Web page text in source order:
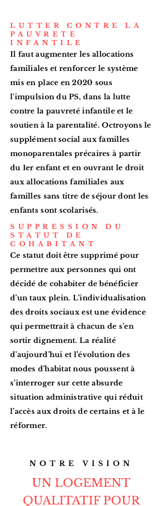
LUTTER CONTRE LA
PAUVRETE
INFANTILE
Il faut augmenter les allocations
familiales et renforcer le système
mis en place en 2020 sous
l'impulsion du PS, dans la lutte
contre la pauvreté infantile et le
soutien à la parentalité. Octroyons le
supplément social aux familles
monoparentales précaires à partir
du 1er enfant et en ouvrant le droit
aux allocations familiales aux
familles sans titre de séjour dont les
enfants sont scolarisés.
SUPPRESSION DU
STATUT DE
COHABITANT
Ce statut doit être supprimé pour
permettre aux personnes qui ont
décidé de cohabiter de bénéficier
d’un taux plein. L’individualisation
des droits sociaux est une évidence
qui permettrait à chacun de s’en
sortir dignement. La réalité
d’aujourd’hui et l’évolution des
modes d’habitat nous poussent à
s’interroger sur cette absurde
situation administrative qui réduit
l’accès aux droits de certains et à le
réformer.
NOTRE VISION
UN LOGEMENT
QUALITATIF POUR